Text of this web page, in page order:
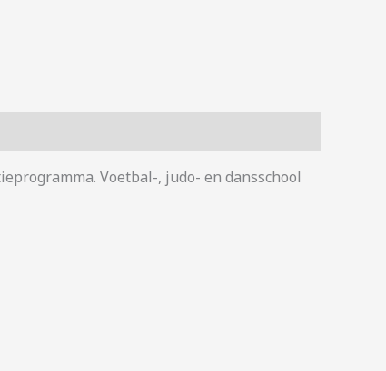
Voetbal-, judo- en dansschool